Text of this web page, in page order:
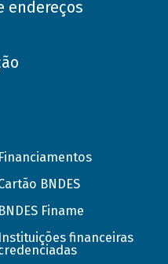
endereços
Financiamentos
BNDES
BNDES Finame
Instituições financeiras